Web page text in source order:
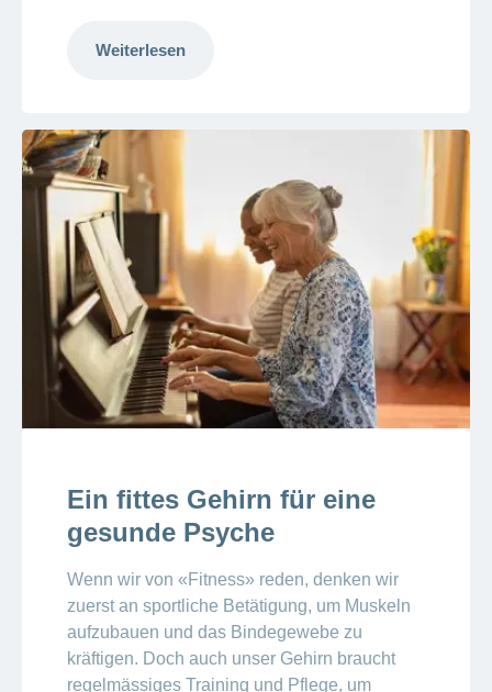
Weiterlesen
Ein fittes Gehirn für eine
gesunde Psyche
Wenn wir von «Fitness» reden, denken wir
zuerst an sportliche Betätigung, um Muskeln
aufzubauen und das Bindegewebe zu
kräftigen. Doch auch unser Gehirn braucht
regelmässiges Training und Pflege, um